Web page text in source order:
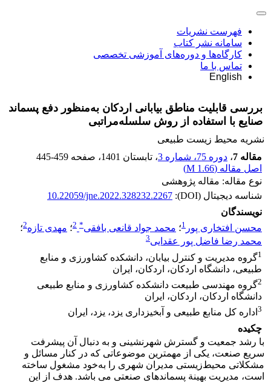
فهرست نشریات
سامانه نشر کتاب
کارگاه‌ها و دوره‌های آموزشی تخصصی
تماس با ما
English
بررسی قابلیت مناطق بیابانی اردکان به‌منظور دفع پسماند
صنایع با استفاده از روش سلسله‌مراتبی
نشریه محیط زیست طبیعی
مقاله 7
، دوره 75، شماره 3 ، تابستان 1401 ، صفحه 445-459
اصل مقاله (1.66 M
)
نوع مقاله: مقاله پژوهشی
شناسه دیجیتال (DOI):
10.22059/jne.2022.328232.2267
نویسندگان
محسن افتخاری پور 1؛ محمد جواد قانعی بافقی*
2؛ مهدی تازه2؛
محمد رضا فاضل پور عقدایی3
1گروه مدیریت و کنترل بیابان، دانشکده کشاورزی و منابع
طبیعی، دانشگاه اردکان، اردکان، ایران
2گروه مهندسی طبیعت دانشکده کشاورزی و منابع طبیعی
دانشگاه اردکان، اردکان، ایران
3 اداره کل منابع طبیعی و آبخیزداری یزد، یزد، ایران
چکیده
با رشد جمعیت و گسترش شهرنشینی و به دنبال آن پیشرفت
سریع صنعت، یکی از مهم­ترین موضوعاتی که در کنار مسائل و
مشکلاتی محیط‌زیستی مدیران شهری را به‌خود مشغول ساخته
است، مدیریت بهینة پسماندهای صنعتی می­ باشد. هدف از این